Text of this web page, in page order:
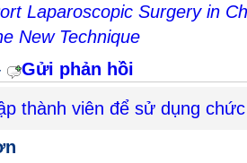
Laparoscopic Surgery in
New Technique
Gửi phản hồi
thành viên để sử dụng